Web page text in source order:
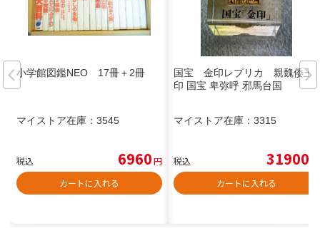
小学館図鑑NEO 17冊＋2冊
マイストア在庫： 3545
税込 6960円
カートに入れる
国宝 金印レプリカ 親魏倭王
印 国宝 卑弥呼 邪馬台国
マイストア在庫： 3315
税込 31900
カートに入れる